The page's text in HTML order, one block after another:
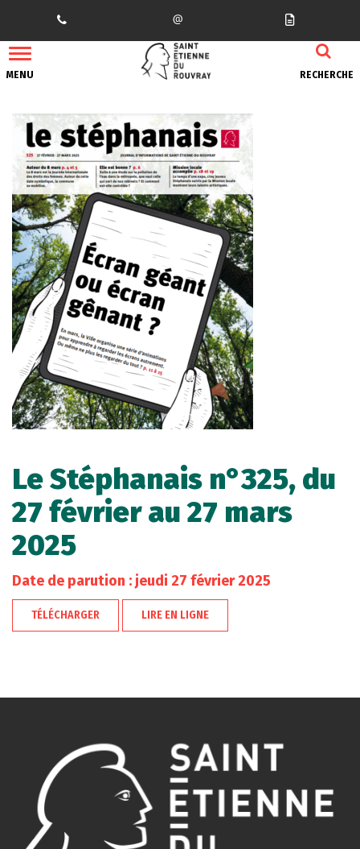
MENU RECHERCHE
Le Stéphanais n°325, du
27 février au 27 mars
2025
Date de parution : jeudi 27 février 2025
TÉLÉCHARGER LIRE EN LIGNE